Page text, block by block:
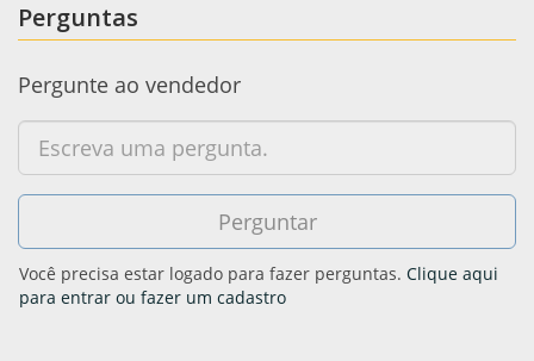
Perguntas
Pergunte ao vendedor
Você precisa estar logado para fazer perguntas. Clique aqui
para entrar ou fazer um cadastro